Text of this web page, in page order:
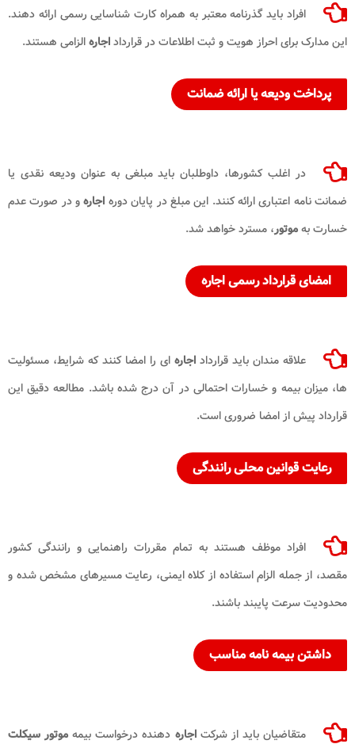
افراد باید گذرنامه معتبر به همراه کارت شناسایی رسمی ارائه دهند.
این مدارک برای احراز هویت و ثبت اطلاعات در قرارداداجارهالزامی هستند.
پرداخت ودیعه یا ارائه ضمانت
در اغلب کشورها، داوطلبان باید مبلغی به عنوان ودیعه نقدی یا
ضمانت نامه اعتباری ارائه کنند. این مبلغ در پایان دوره اجارهو در صورت عدم
خسارت بهموتور، مسترد خواهد شد.
امضای قرارداد رسمی اجاره
علاقه مندان باید قرارداد اجاره ای را امضا کنند که شرایط، مسئولیت
ها، میزان بیمه و خسارات احتمالی در آن درج شده باشد. مطالعه دقیق این
قرارداد پیش از امضا ضروری است.
رعایت قوانین محلی رانندگی
افراد موظف هستند به تمام مقررات راهنمایی و رانندگی کشور
مقصد، از جمله الزام استفاده از کلاه ایمنی، رعایت مسیرهای مشخص شده و
محدودیت سرعت پایبند باشند.
داشتن بیمه نامه مناسب
متقاضیان باید از شرکتاجاره دهنده درخواست بیمه موتور سیکلت